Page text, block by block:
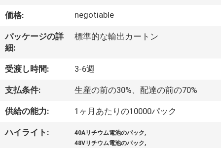
て
旅
行
価格: negotiable
パッケージの詳
細:
標準的な輸出カートン
受渡し時間: 3-6週
支払条件: 生産の前の30%、配達の前の70%
供給の能力: 1ヶ月あたりの10000パック
ハイライト: 40Aリチウム電池のパック,
48Vリチウム電池のパック,